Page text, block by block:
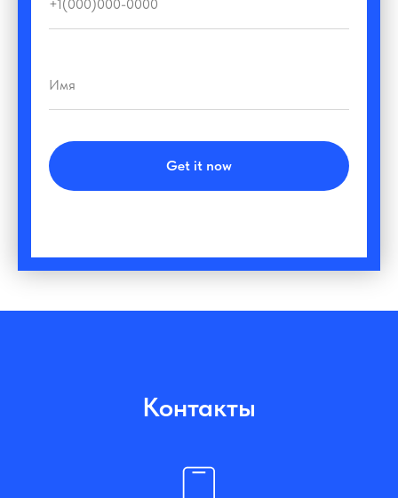
Get it now
Контакты